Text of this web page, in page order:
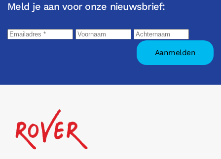
Meld je aan voor onze nieuwsbrief: